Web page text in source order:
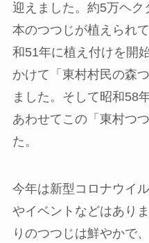
迎えました。 約5万ヘク
本のつつじが植えられ
和51年に植え付けを開
かけて「東村村民の森
ました。そして昭和58
あわせてこの「東村つ
た。
今年は新型コロナウイ
やイベントなどはあり
りのつつじは鮮やかで